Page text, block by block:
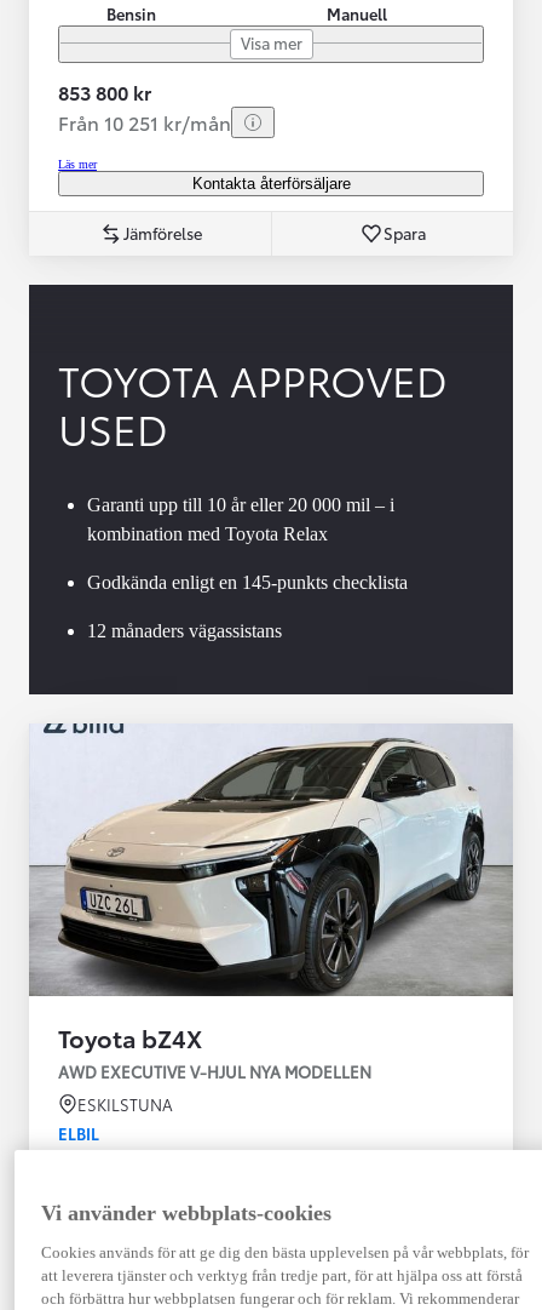
Bensin
Manuell
Visa mer
853 800 kr
Från 10 251 kr/mån
Läs mer
Kontakta återförsäljare
Jämförelse Spara
TOYOTA APPROVED
USED
Garanti upp till 10 år eller 20 000 mil – i
kombination med Toyota Relax
Godkända enligt en 145-punkts checklista
12 månaders vägassistans
Toyota bZ4X
AWD EXECUTIVE V-HJUL NYA MODELLEN
ESKILSTUNA
ELBIL
12-2025
Elbil
Automat
Visa mer
Vi använder webbplats-cookies
Cookies används för att ge dig den bästa upplevelsen på vår webbplats, för
att leverera tjänster och verktyg från tredje part, för att hjälpa oss att förstå
och förbättra hur webbplatsen fungerar och för reklam. Vi rekommenderar